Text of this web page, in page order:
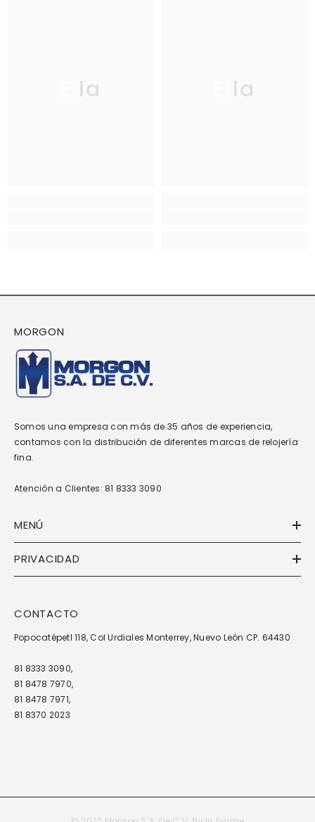
Ella Ella
MORGON
Somos una empresa con más de 35 años de experiencia,
contamos con la distribución de diferentes marcas de relojería
fina.
Atención a Clientes: 81 8333 3090
MENÚ
PRIVACIDAD
CONTACTO
Popocatépetl 118, Col Urdiales Monterrey, Nuevo León CP. 64430
81 8333 3090,
81 8478 7970,
81 8478 7971,
81 8370 2023